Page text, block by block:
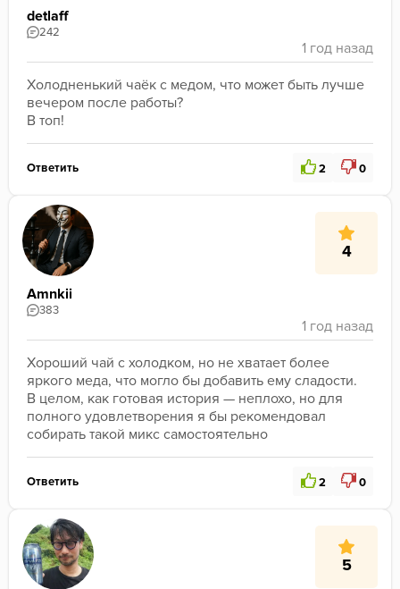
detlaff
242
Холодненький чаёк с медом, что может быть лучше
вечером после работы?
В топ!
Ответить 2 0
4
Amnkii
383
Хороший чай с холодком, но не хватает более
яркого меда, что могло бы добавить ему сладости.
В целом, как готовая история — неплохо, но для
полного удовлетворения я бы рекомендовал
собирать такой микс самостоятельно
Ответить 2 0
5